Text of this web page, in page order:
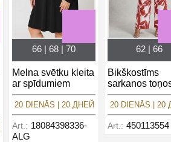
66 | 68 | 70
Melna svētku kleita
ar spīdumiem
20 DIENĀS | 20 ДНЕЙ
Art.: 18084398336-
ALG
62 | 66
Bikškostīms
sarkanos
20 DIENĀS | 20
Art.: 450113554